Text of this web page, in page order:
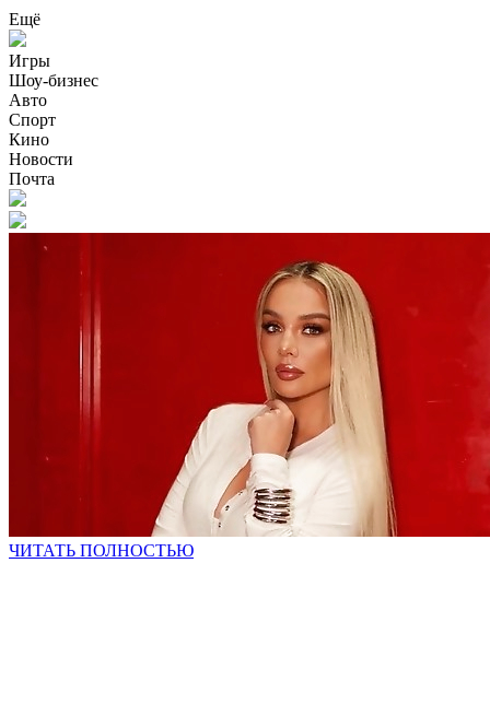
Ещё
Игры
Шоу-бизнес
Авто
Спорт
Кино
Новости
Почта
ЧИТАТЬ ПОЛНОСТЬЮ